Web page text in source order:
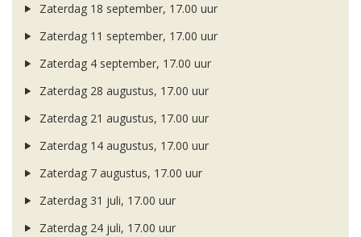
Zaterdag 18 september, 17.00 uur
Zaterdag 11 september, 17.00 uur
Zaterdag 4 september, 17.00 uur
Zaterdag 28 augustus, 17.00 uur
Zaterdag 21 augustus, 17.00 uur
Zaterdag 14 augustus, 17.00 uur
Zaterdag 7 augustus, 17.00 uur
Zaterdag 31 juli, 17.00 uur
Zaterdag 24 juli, 17.00 uur